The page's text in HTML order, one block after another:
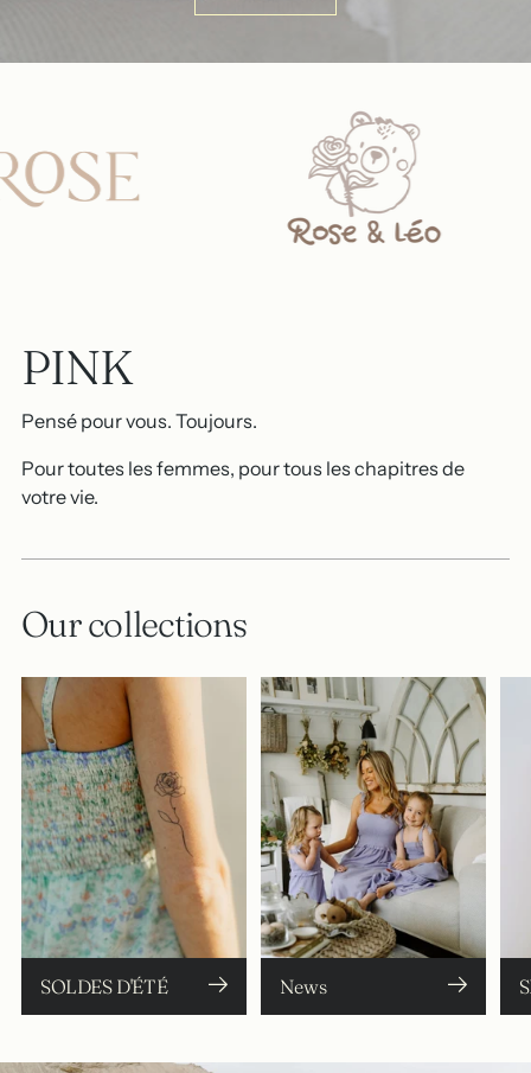
PINK
Pensé pour vous. Toujours.
Pour toutes les femmes, pour tous les chapitres de
votre vie.
Our collections
SOLDES D'ÉTÉ News